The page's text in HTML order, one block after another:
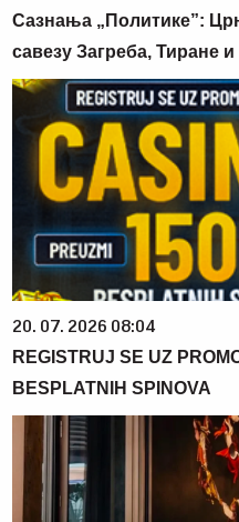
Сазнања „Политике”:
савезу Загреба, Тиране
20. 07. 2026 08:04
REGISTRUJ SE UZ
BESPLATNIH SPINOVA